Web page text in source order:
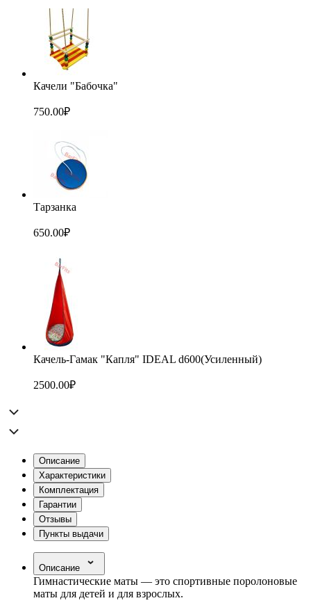
Качели "Бабочка"
750.00₽
Тарзанка
650.00₽
Качель-Гамак "Капля" IDEAL d600(Усиленный)
2500.00₽
Описание
Характеристики
Комплектация
Гарантии
Отзывы
Пункты выдачи
Описание
Гимнастические маты — это спортивные поролоновые
маты для детей и для взрослых.